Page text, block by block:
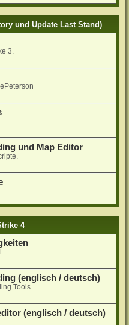
und Update Last Stand)
3.
und Map Editor
4
(englisch / deutsch)
Tools.
(englisch / deutsch)